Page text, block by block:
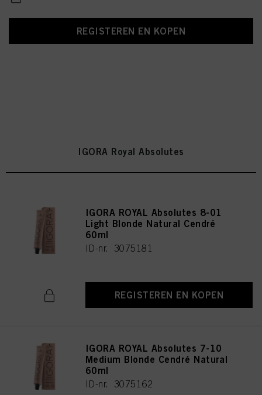
REGISTEREN EN KOPEN
IGORA Royal Absolutes
IGORA ROYAL Absolutes 8-01
Light Blonde Natural Cendré
60ml
ID-nr. 3075181
REGISTEREN EN KOPEN
IGORA ROYAL Absolutes 7-10
Medium Blonde Cendré Natural
60ml
ID-nr. 3075162